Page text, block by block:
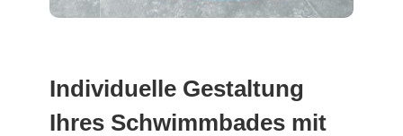
Individuelle Gestaltung
Ihres Schwimmbades mit